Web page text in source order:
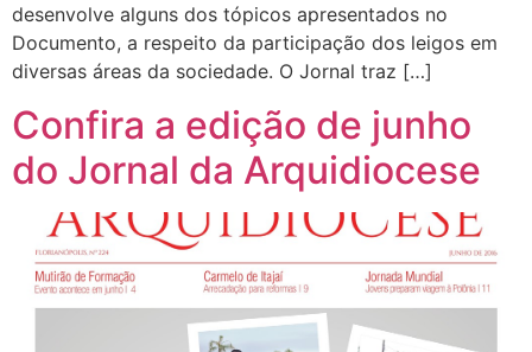
desenvolve alguns dos tópicos apresentados no
Documento, a respeito da participação dos leigos em
diversas áreas da sociedade. O Jornal traz […]
Confira a edição de junho
do Jornal da Arquidiocese